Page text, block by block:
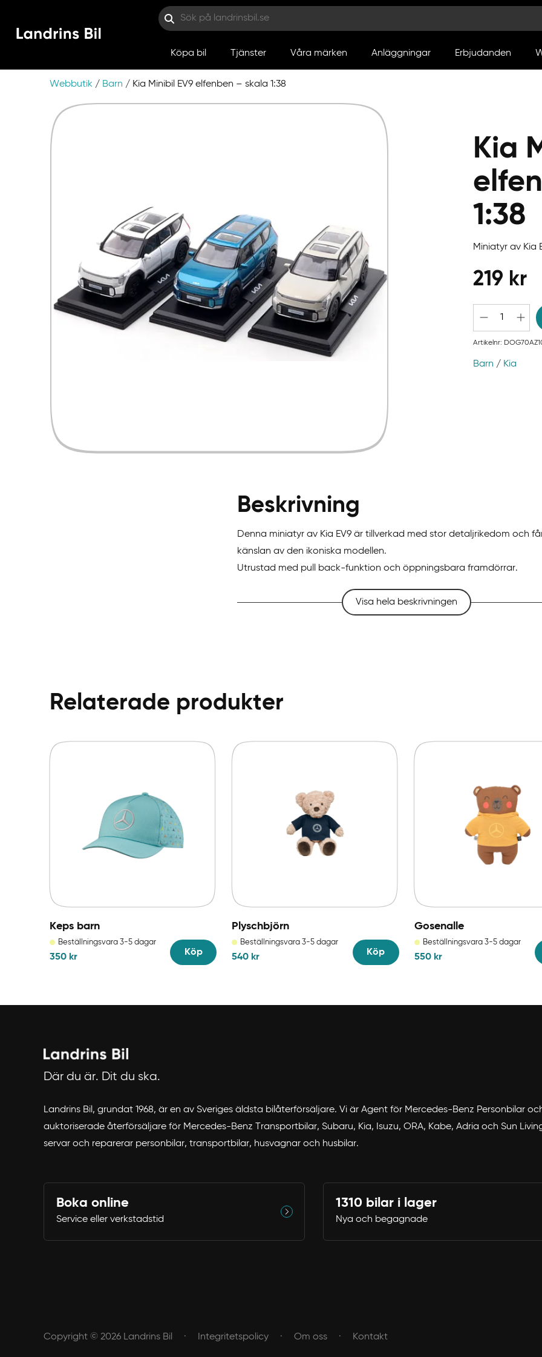
Köpa bil Tjänster Våra märken Anläggningar Erbjudanden
Avbryt
Webbutik / Barn / Kia Minibil EV9 elfenben – skala 1:38
Kia
1:38
Miniatyr av Kia
219 kr
Artikelnr:
Barn / Kia
Beskrivning
Denna miniatyr av Kia EV9 är tillverkad med stor detaljrikedom och
känslan av den ikoniska modellen.
Utrustad med pull back-funktion och öppningsbara framdörrar.
Visa hela beskrivningen
Relaterade produkter
Keps barn
Beställningsvara 3-5 dagar
350 kr
Köp
Plyschbjörn
Beställningsvara 3-5 dagar
540 kr
Köp
Gosenalle
Beställningsvara 3-5 dagar
550 kr
Där du är. Dit du ska.
Landrins Bil, grundat 1968, är en av Sveriges äldsta bilåterförsäljare. Vi är Agent för Mercedes-Benz Personbilar
auktoriserade återförsäljare för Mercedes-Benz Transportbilar, Subaru, Kia, Isuzu, ORA, Kabe, Adria och Sun
servar och reparerar personbilar, transportbilar, husvagnar och husbilar.
Boka online
Service eller verkstadstid
1310 bilar i lager
Nya och begagnade
Copyright © 2026 Landrins Bil Integritetspolicy Om oss Kontakt